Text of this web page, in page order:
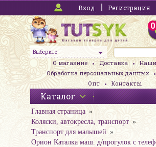
Вход Регистрация
Выберите
0
О магазине Доставка
Обработка персональных данных
Опт
Контакты
Каталог
Главная страница
Коляски, автокресла, транспорт
Транспорт для малышей
Орион Каталка маш. д/прогулок с